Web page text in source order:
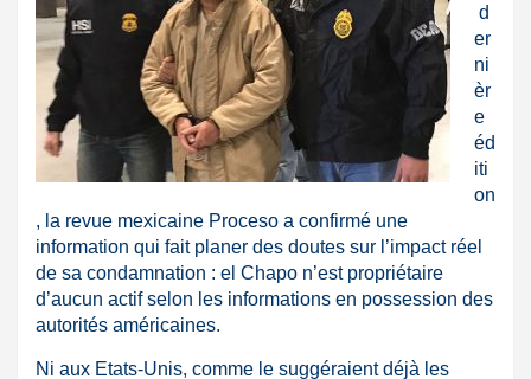
d
er
ni
èr
e
éd
iti
on
, la revue mexicaine Proceso a confirmé une
information qui fait planer des doutes sur l’impact réel
de sa condamnation : el Chapo n’est propriétaire
d’aucun actif selon les informations en possession des
autorités américaines.
Ni aux Etats-Unis, comme le suggéraient déjà les